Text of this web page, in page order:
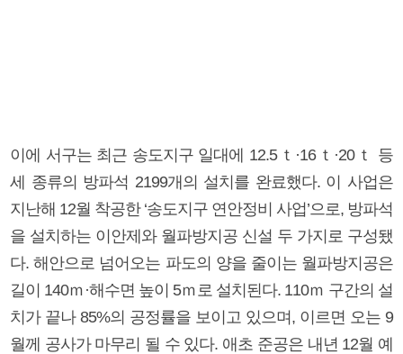
이에 서구는 최근 송도지구 일대에 12.5ｔ·16ｔ·20ｔ 등
세 종류의 방파석 2199개의 설치를 완료했다. 이 사업은
지난해 12월 착공한 ‘송도지구 연안정비 사업’으로, 방파석
을 설치하는 이안제와 월파방지공 신설 두 가지로 구성됐
다. 해안으로 넘어오는 파도의 양을 줄이는 월파방지공은
길이 140ｍ·해수면 높이 5ｍ로 설치된다. 110ｍ 구간의 설
치가 끝나 85%의 공정률을 보이고 있으며, 이르면 오는 9
월께 공사가 마무리 될 수 있다. 애초 준공은 내년 12월 예